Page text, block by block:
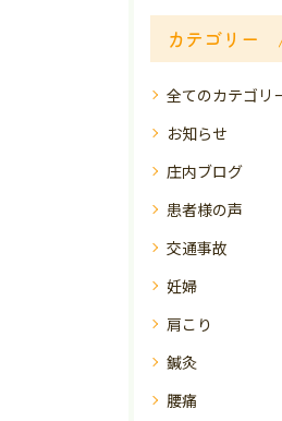
カテゴリー
全てのカテゴリ
お知らせ
庄内ブログ
患者様の声
交通事故
妊婦
肩こり
鍼灸
腰痛